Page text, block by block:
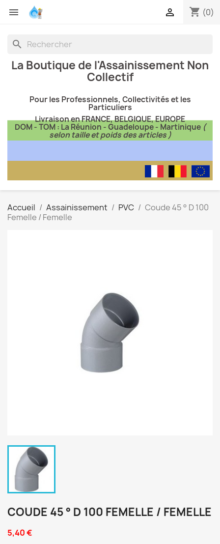
 shopping_cart (0)

search
La Boutique de l'Assainissement Non
Collectif
Pour les Professionnels, Collectivités et les
Particuliers
Livraison en FRANCE, BELGIQUE, EUROPE
DOM - TOM : La Réunion - Guadeloupe - Martinique(
selon taille et poids des articles )
Accueil Assainissement PVC
Coude 45 ° D 100
Femelle / Femelle
COUDE 45 ° D 100 FEMELLE / FEMELLE
5,40 €